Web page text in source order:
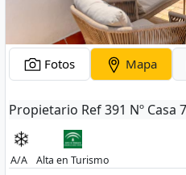
Fotos Mapa
Propietario Ref 391 Nº Casa
A/A Alta en Turismo